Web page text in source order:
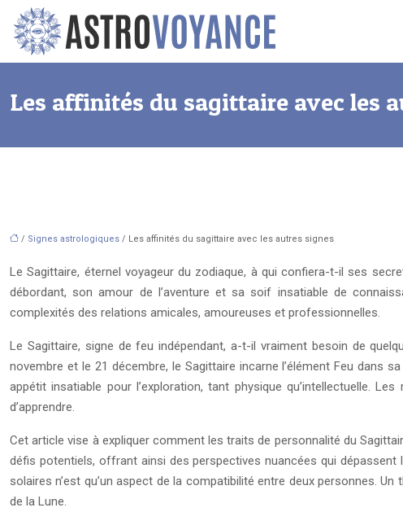
Les affinités du sagittaire avec les
/ Signes astrologiques / Les affinités du sagittaire avec les autres signes
Le Sagittaire, éternel voyageur du zodiaque, à qui confiera-t-il ses
débordant, son amour de l’aventure et sa soif insatiable de
complexités des relations amicales, amoureuses et professionnelles.
Le Sagittaire, signe de feu indépendant, a-t-il vraiment besoin de
novembre et le 21 décembre, le Sagittaire incarne l’élément Feu dans
appétit insatiable pour l’exploration, tant physique qu’intellectuelle.
d’apprendre.
Cet article vise à expliquer comment les traits de personnalité du
défis potentiels, offrant ainsi des perspectives nuancées qui
solaires n’est qu’un aspect de la compatibilité entre deux personnes.
de la Lune.